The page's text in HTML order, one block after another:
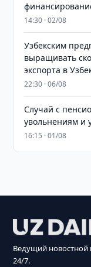
14:30 · 02/08
Узбекским
выращивать
экспорта в
22:30 · 06/08
Случай с
увольнениям и
16:15 · 01/08
Ведущий новостной
24/7.